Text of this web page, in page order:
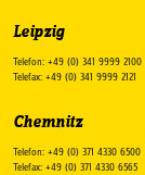
Leipzig
Telefon: +49 (0) 341 9999 2100
Telefax: +49 (0) 341 9999 2121
Chemnitz
Telefon: +49 (0) 371 4330 6500
Telefax: +49 (0) 371 4330 6565